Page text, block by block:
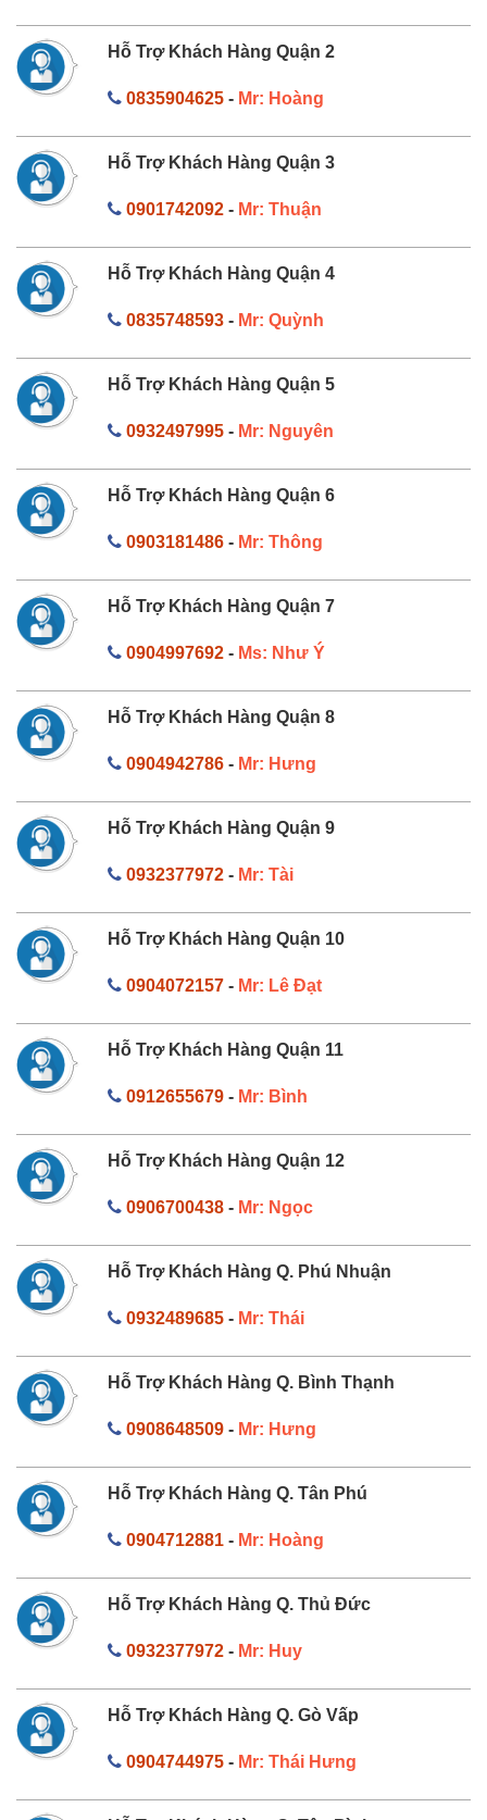
Hỗ Trợ Khách Hàng Quận 2
0835904625- Mr: Hoàng
Hỗ Trợ Khách Hàng Quận 3
0901742092- Mr: Thuận
Hỗ Trợ Khách Hàng Quận 4
0835748593- Mr: Quỳnh
Hỗ Trợ Khách Hàng Quận 5
0932497995- Mr: Nguyên
Hỗ Trợ Khách Hàng Quận 6
0903181486- Mr: Thông
Hỗ Trợ Khách Hàng Quận 7
0904997692- Ms: Như Ý
Hỗ Trợ Khách Hàng Quận 8
0904942786- Mr: Hưng
Hỗ Trợ Khách Hàng Quận 9
0932377972- Mr: Tài
Hỗ Trợ Khách Hàng Quận 10
0904072157- Mr: Lê Đạt
Hỗ Trợ Khách Hàng Quận 11
0912655679- Mr: Bình
Hỗ Trợ Khách Hàng Quận 12
0906700438- Mr: Ngọc
Hỗ Trợ Khách Hàng Q. Phú Nhuận
0932489685- Mr: Thái
Hỗ Trợ Khách Hàng Q. Bình Thạnh
0908648509- Mr: Hưng
Hỗ Trợ Khách Hàng Q. Tân Phú
0904712881- Mr: Hoàng
Hỗ Trợ Khách Hàng Q. Thủ Đức
0932377972- Mr: Huy
Hỗ Trợ Khách Hàng Q. Gò Vấp
0904744975- Mr: Thái Hưng